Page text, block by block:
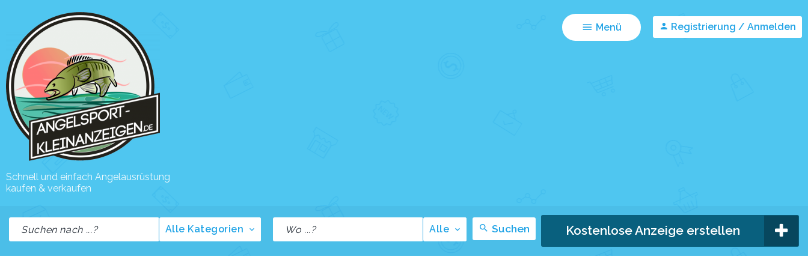
Menü Registrierung / Anmelden
Schnell und einfach Angelausrüstung
kaufen & verkaufen
Kostenlose Anzeige erstellen
Alle Kategorien Alle Suchen